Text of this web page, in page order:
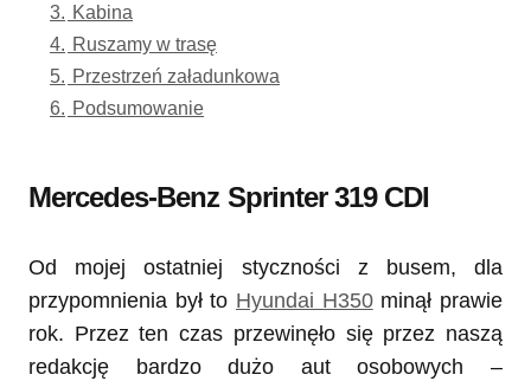
3. Kabina
4. Ruszamy w trasę
5. Przestrzeń załadunkowa
6. Podsumowanie
Mercedes-Benz Sprinter 319 CDI
Od mojej ostatniej styczności z busem, dla
przypomnienia był to Hyundai H350minął prawie
rok. Przez ten czas przewinęło się przez naszą
redakcję bardzo dużo aut osobowych –